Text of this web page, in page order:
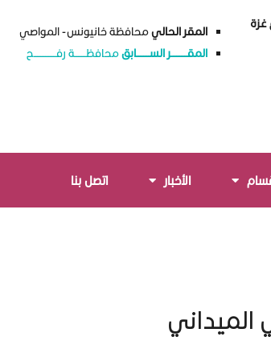
المقر الحاليمحافظة خانيونس - المواصي
المقــــــــــر الســــــــابقمحافظـــــــة رفــــــــــــــح
الأخبار اتصل بنا